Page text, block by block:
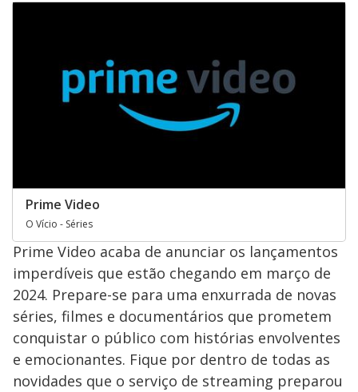
Prime Video
O Vício - Séries
Prime Video acaba de anunciar os lançamentos
imperdíveis que estão chegando em março de
2024. Prepare-se para uma enxurrada de novas
séries, filmes e documentários que prometem
conquistar o público com histórias envolventes
e emocionantes. Fique por dentro de todas as
novidades que o serviço de streaming preparou